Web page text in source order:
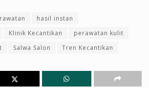
hasil instan
Klinik Kecantikan
perawatan kulit
Salwa Salon Tren Kecantikan